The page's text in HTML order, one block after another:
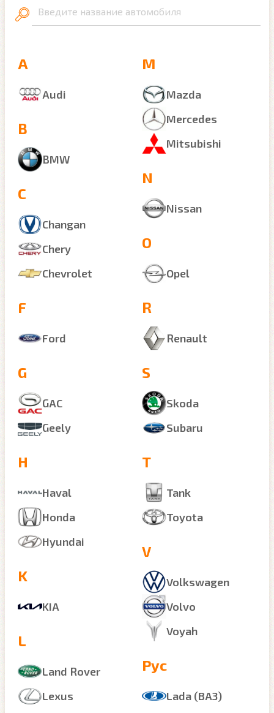
Введите название автомобиля
A
Audi
B
BMW
C
Changan
Chery
Chevrolet
F
Ford
G
GAC
Geely
H
Haval
Honda
Hyundai
K
KIA
L
Land Rover
Lexus
M
Mazda
Mercedes
Mitsubishi
N
Nissan
O
Opel
R
Renault
S
Skoda
Subaru
T
Tank
Toyota
V
Volkswagen
Volvo
Voyah
Рус
Lada (ВАЗ)